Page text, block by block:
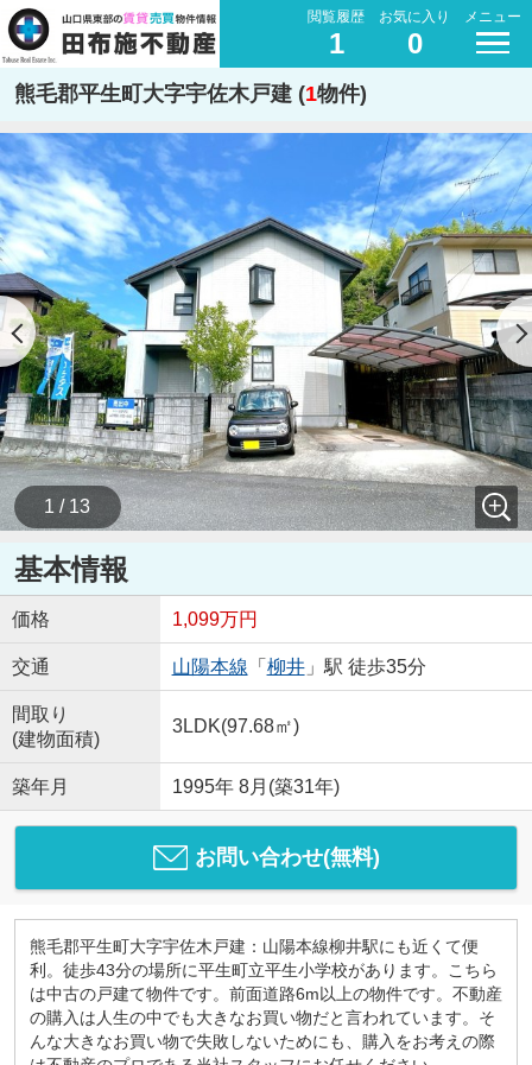
閲覧履歴
1
お気に入り
0
メニュー
熊毛郡平生町大字宇佐木戸建 (1物件)
1 / 13
基本情報
価格 1,099万円
交通 山陽本線 「 柳井」駅 徒歩35分
間取り
(建物面積)
3LDK(97.68㎡)
築年月 1995年 8月(築31年)
お問い合わせ(無料)
熊毛郡平生町大字宇佐木戸建：山陽本線柳井駅にも近くて便
利。徒歩43分の場所に平生町立平生小学校があります。こちら
は中古の戸建て物件です。前面道路6m以上の物件です。不動産
の購入は人生の中でも大きなお買い物だと言われています。そ
んな大きなお買い物で失敗しないためにも、購入をお考えの際